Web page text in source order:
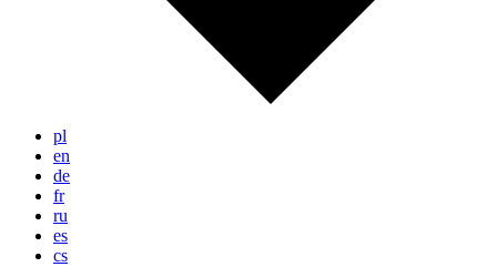
pl
en
de
fr
ru
es
cs